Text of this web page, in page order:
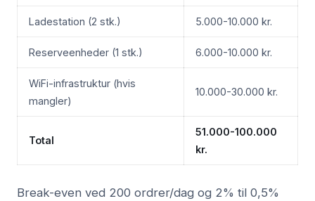
Ladestation (2 stk.) 5.000-10.000 kr.
Reserveenheder (1 stk.) 6.000-10.000 kr.
WiFi-infrastruktur (hvis
mangler)
10.000-30.000 kr.
Total
51.000-100.000
kr.
Break-even ved 200 ordrer/dag og 2% til 0,5%